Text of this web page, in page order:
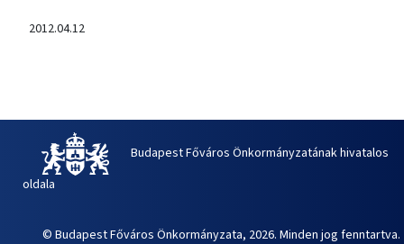
2012.04.12
Budapest Főváros Önkormányzatának hivatalos
oldala
© Budapest Főváros Önkormányzata, 2026. Minden jog fenntartva.